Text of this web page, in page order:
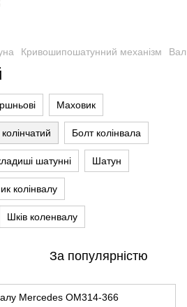
Кривошипошатунний механізм Вал
Маховик
Болт колінвала
шатунні Шатун
колінвалу
Шків коленвалу
За популярністю